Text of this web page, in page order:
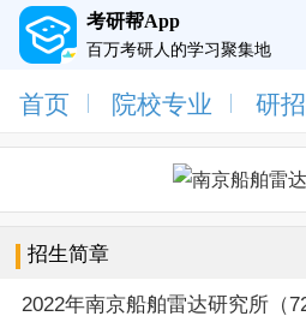
考研帮App
百万考研人的学习聚集地
首页 院校专业 研招
招生简章